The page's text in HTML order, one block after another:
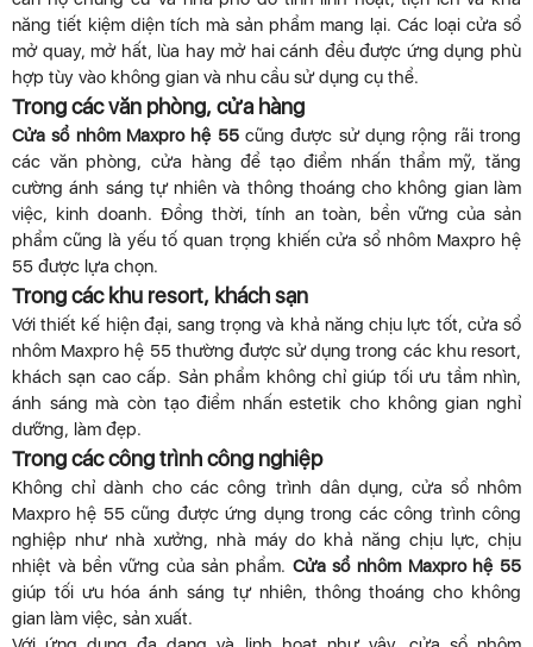
năng tiết kiệm diện tích mà sản phẩm mang lại. Các loại cửa sổ
mở quay, mở hất, lùa hay mở hai cánh đều được ứng dụng phù
hợp tùy vào không gian và nhu cầu sử dụng cụ thể.
Trong các văn phòng, cửa hàng
Cửa sổ nhôm Maxpro hệ 55cũng được sử dụng rộng rãi trong
các văn phòng, cửa hàng để tạo điểm nhấn thẩm mỹ, tăng
cường ánh sáng tự nhiên và thông thoáng cho không gian làm
việc, kinh doanh. Đồng thời, tính an toàn, bền vững của sản
phẩm cũng là yếu tố quan trọng khiến cửa sổ nhôm Maxpro hệ
55 được lựa chọn.
Trong các khu resort, khách sạn
Với thiết kế hiện đại, sang trọng và khả năng chịu lực tốt, cửa sổ
nhôm Maxpro hệ 55 thường được sử dụng trong các khu resort,
khách sạn cao cấp. Sản phẩm không chỉ giúp tối ưu tầm nhìn,
ánh sáng mà còn tạo điểm nhấn estetik cho không gian nghỉ
dưỡng, làm đẹp.
Trong các công trình công nghiệp
Không chỉ dành cho các công trình dân dụng, cửa sổ nhôm
Maxpro hệ 55 cũng được ứng dụng trong các công trình công
nghiệp như nhà xưởng, nhà máy do khả năng chịu lực, chịu
nhiệt và bền vững của sản phẩm. Cửa sổ nhôm Maxpro hệ 55
giúp tối ưu hóa ánh sáng tự nhiên, thông thoáng cho không
gian làm việc, sản xuất.